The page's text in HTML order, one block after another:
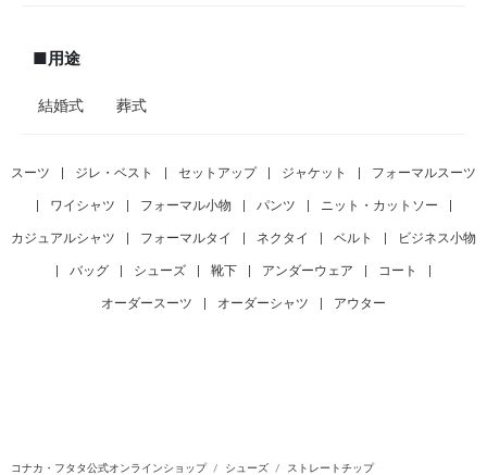
■用途
結婚式 葬式
スーツ ジレ・ベスト セットアップ ジャケット フォーマルスーツ
ワイシャツ フォーマル小物 パンツ ニット・カットソー
カジュアルシャツ フォーマルタイ ネクタイ ベルト ビジネス小物
バッグ シューズ 靴下 アンダーウェア コート
オーダースーツ オーダーシャツ アウター
コナカ・フタタ公式オンラインショップ シューズ ストレートチップ